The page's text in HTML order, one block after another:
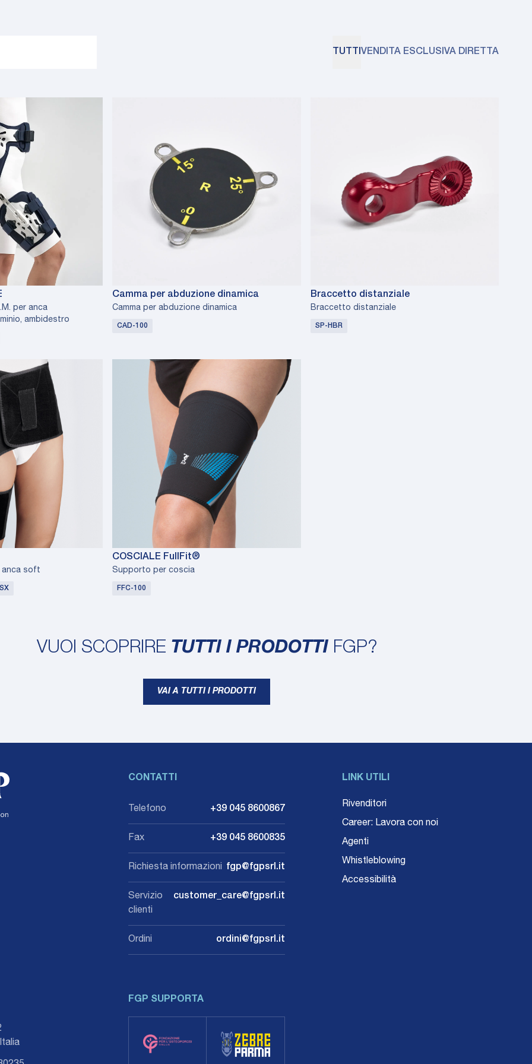
attraverso rivenditori selezionati e
attraverso rivenditori selezionati e
TUTTIVENDITA ESCLUSIVA DIRETTA
per anca
ambidestro
Camma per abduzione dinamica
Camma per abduzione dinamica
CAD-100
Braccetto distanziale
Braccetto distanziale
SP-HBR
anca soft
COSCIALE FullFit®
Supporto per coscia
FFC-100
VUOI SCOPRIRE TUTTI I PRODOTTI FGP?
VAI A TUTTI I PRODOTTI
CONTATTI
Telefono +39 045 8600867
Fax +39 045 8600835
Richiesta informazioni fgp@fgpsrl.it
Servizio
clienti
customer_care@fgpsrl.it
Ordini ordini@fgpsrl.it
FGP SUPPORTA
LINK UTILI
Rivenditori
Career: Lavora con noi
Agenti
Whistleblowing
Accessibilità